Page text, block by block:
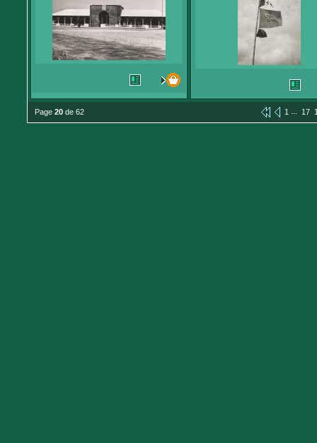
Page 20 de 62 1 ... 17